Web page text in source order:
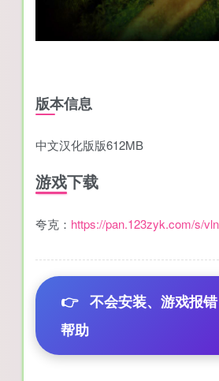
版本信息
中文汉化版版612MB
游戏下载
夸克： https://pan.123zyk.com/s/
👉 不会安装、游戏报
帮助